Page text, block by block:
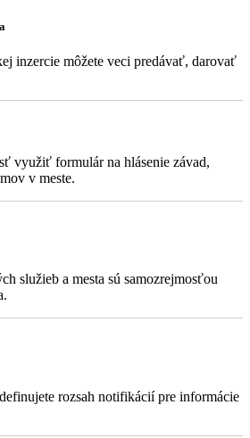
inzercie môžete veci predávať, darovať
využiť formulár na hlásenie závad,
v meste.
služieb a mesta sú samozrejmosťou
rozsah notifikácií pre informácie